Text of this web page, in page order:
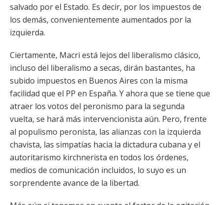
salvado por el Estado. Es decir, por los impuestos de
los demás, convenientemente aumentados por la
izquierda.
Ciertamente, Macri está lejos del liberalismo clásico,
incluso del liberalismo a secas, dirán bastantes, ha
subido impuestos en Buenos Aires con la misma
facilidad que el PP en España. Y ahora que se tiene que
atraer los votos del peronismo para la segunda
vuelta, se hará más intervencionista aún. Pero, frente
al populismo peronista, las alianzas con la izquierda
chavista, las simpatías hacia la dictadura cubana y el
autoritarismo kirchnerista en todos los órdenes,
medios de comunicación incluidos, lo suyo es un
sorprendente avance de la libertad.